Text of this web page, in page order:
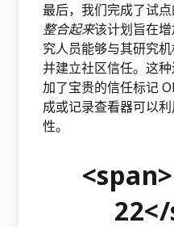
最后，我们完成了试
整合起来该计划旨在
究人员能够与其研究
并建立社区信任。这
加了宝贵的信任标记
成或记录查看器可以
性。